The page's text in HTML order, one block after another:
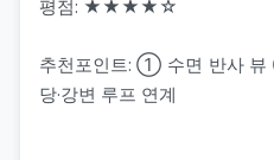
평점: ★★★★☆
추천포인트: ① 수면 반사
당·강변 루프 연계